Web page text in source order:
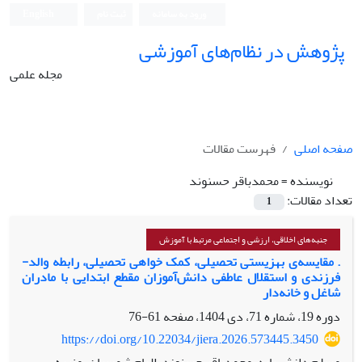
پژوهش در نظام‌های آموزشی
مجله علمی
صفحه اصلی
فهرست مقالات
نویسنده =محمدباقر حسنوند
تعداد مقالات:
1
جنبه‌های اخلاقی، ارزشی و اجتماعی مرتبط با آموزش
. مقایسه‌ی بهزیستی تحصیلی، کمک خواهی تحصیلی، رابطه والد-
فرزندی و استقلال عاطفی دانش‌آموزان مقطع ابتدایی با مادران
شاغل و خانه‌دار
دوره 19، شماره 71، دی 1404، صفحه
61-76
https://doi.org/10.22034/jiera.2026.573445.3450